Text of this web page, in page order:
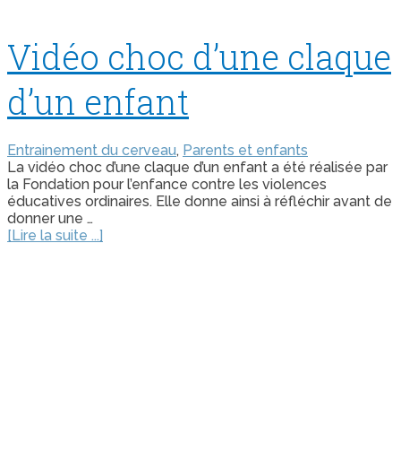
Vidéo choc d’une claque
d’un enfant
Entrainement du cerveau, Parents et enfants
La vidéo choc d’une claque d’un enfant a été réalisée par
la Fondation pour l’enfance contre les violences
éducatives ordinaires. Elle donne ainsi à réfléchir avant de
donner une …
[Lire la suite ...]